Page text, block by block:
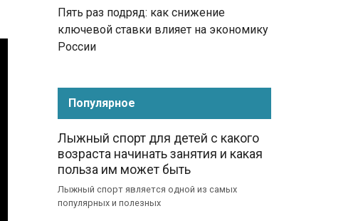
Пять раз подряд: как снижение
ключевой ставки влияет на экономику
России
Популярное
Лыжный спорт для детей с какого
возраста начинать занятия и какая
польза им может быть
Лыжный спорт является одной из самых
популярных и полезных